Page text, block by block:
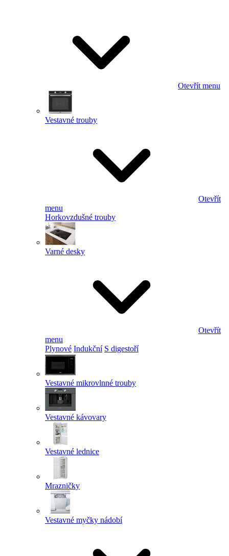
Otevřít menu
Vestavné trouby
Otevřít
menu
Horkovzdušné trouby
Varné desky
Otevřít
menu
Plynové Indukční S digestoří
Vestavné mikrovlnné trouby
Vestavné kávovary
Vestavné lednice
Mrazničky
Vestavné myčky nádobí